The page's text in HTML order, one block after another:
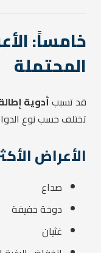
خامساً:
المحتملة
قد تسببأدوية
تختلف حسب نوع
الأعراض
صداع
دوخة خفيفة
غثيان